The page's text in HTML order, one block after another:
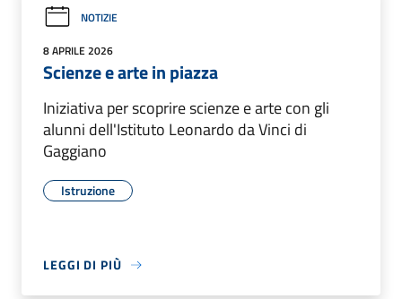
NOTIZIE
8 APRILE 2026
Scienze e arte in piazza
Iniziativa per scoprire scienze e arte con gli
alunni dell'Istituto Leonardo da Vinci di
Gaggiano
Istruzione
LEGGI DI PIÙ